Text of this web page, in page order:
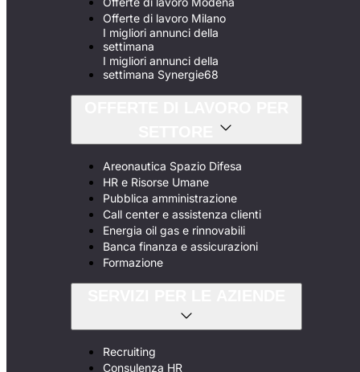
Offerte di lavoro Milano
I migliori annunci della
settimana
I migliori annunci della
settimana Synergie68
Areonautica Spazio Difesa
HR e Risorse Umane
Pubblica amministrazione
Call center e assistenza clienti
Energia oil gas e rinnovabili
Banca finanza e assicurazioni
Formazione
Recruiting
Consulenza HR